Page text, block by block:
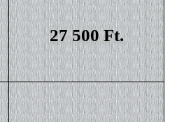
27 500 Ft.